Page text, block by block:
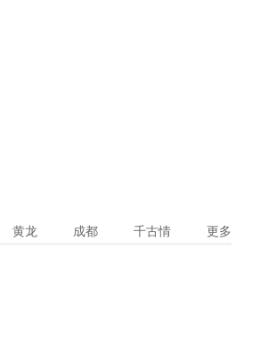
黄龙 成都 千古情 更多